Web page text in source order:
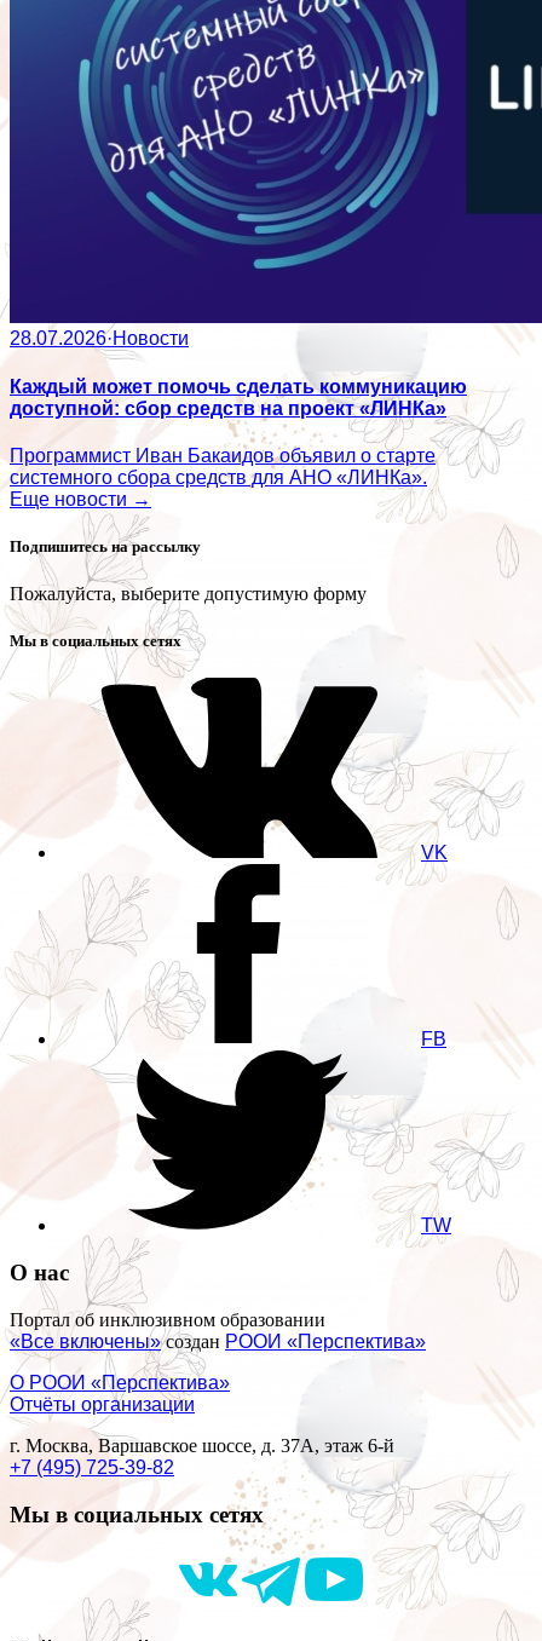
28.07.2026·Новости
Каждый может помочь сделать коммуникацию
доступной: сбор средств на проект «ЛИНКа»
Программист Иван Бакаидов объявил о старте
системного сбора средств для АНО «ЛИНКа».
Еще новости →
Подпишитесь на рассылку
Пожалуйста, выберите допустимую форму
Мы в социальных сетях
VK
FB
TW
О нас
Портал об инклюзивном образовании
«Все включены»создан РООИ «Перспектива»
О РООИ «Перспектива»
Отчёты организации
г. Москва, Варшавское шоссе, д. 37А, этаж 6-й
+7 (495) 725-39-82
Мы в социальных сетях